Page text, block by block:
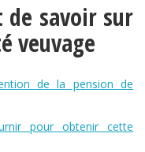
savoir sur
veuvage
de la pension de
pour obtenir cette